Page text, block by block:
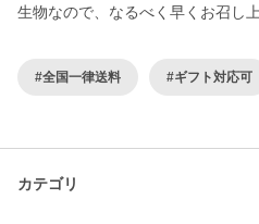
生物なので、なるべく早くお召し
#全国一律送料 #ギフト対応可
カテゴリ